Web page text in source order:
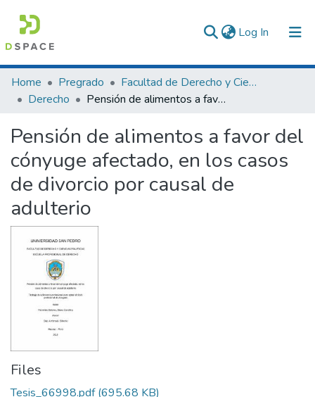
Log In (current)
Communities & Collections
All of DSpace
Statistics
Home Pregrado
Facultad de Derecho y Ciencias Políticas
Derecho
Pensión de alimentos a favor del cónyuge afectado, en los casos de divorcio por causal de adulterio
Pensión de alimentos a favor del
cónyuge afectado, en los casos
de divorcio por causal de
adulterio
Files
Tesis_66998.pdf(695.68 KB)